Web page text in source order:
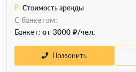
Стоимость аренды
C банкетом:
Банкет: от 3000 ₽/чел.
Позвонить